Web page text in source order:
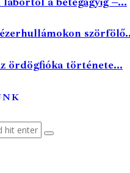
ördögfióka története...